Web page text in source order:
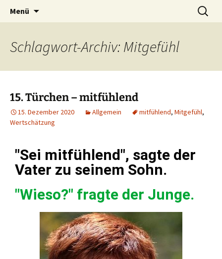
Lebensfreude-Akademie
Lerne deinen stressigen Alltag mit mehr
Freude und Gelassenheit erfolgreich meistern
und genießen zu können.
Menü
Schlagwort-Archiv: Mitgefühl
15. Türchen – mitfühlend
15. Dezember 2020 Allgemein mitfühlend, Mitgefühl,
Wertschätzung
"Sei mitfühlend", sagte der
Vater zu seinem Sohn.
"Wieso?" fragte der Junge.